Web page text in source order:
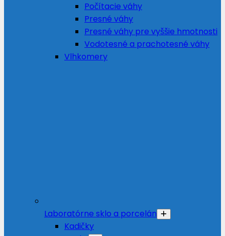
Počítacie váhy
Presné váhy
Presné váhy pre vyššie hmotnosti
Vodotesné a prachotesné váhy
Vlhkomery
Laboratórne sklo a porcelán
Kadičky